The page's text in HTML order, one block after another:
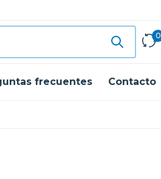
0
frecuentes Contacto